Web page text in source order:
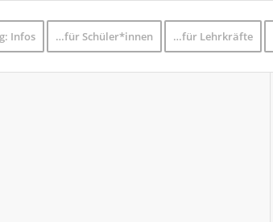
Infos …für Schüler*innen …für Lehrkräfte